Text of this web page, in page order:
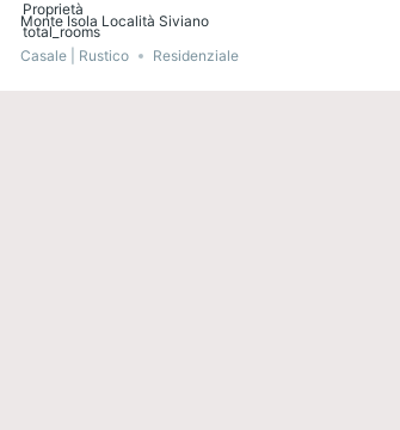
Monte Isola Località Siviano
Casale | Rustico
Residenziale